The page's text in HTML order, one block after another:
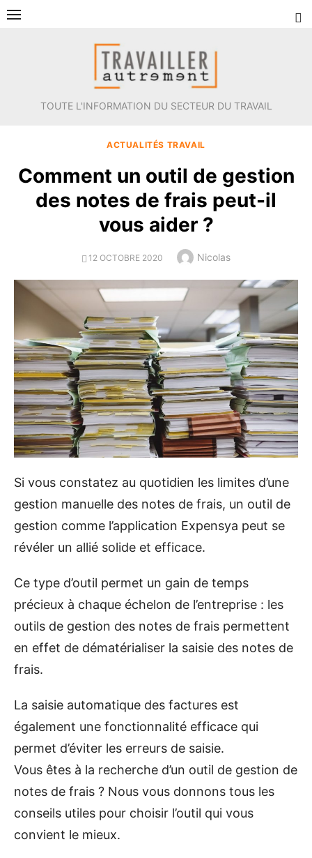
Aller
TOUTE L'INFORMATION DU SECTEUR DU TRAVAIL
ACTUALITÉS TRAVAIL
Comment un outil de gestion
des notes de frais peut-il
vous aider ?
POSTED
12 OCTOBRE 2020 Author
Nicolas
Si vous constatez au quotidien les limites d’une
gestion manuelle des notes de frais, un outil de
gestion comme l’application Expensya peut se
révéler un allié solide et efficace.
Ce type d’outil permet un gain de temps
précieux à chaque échelon de l’entreprise : les
outils de gestion des notes de frais permettent
en effet de dématérialiser la saisie des notes de
frais.
La saisie automatique des factures est
également une fonctionnalité efficace qui
permet d’éviter les erreurs de saisie.
Vous êtes à la recherche d’un outil de gestion de
notes de frais ? Nous vous donnons tous les
conseils utiles pour choisir l’outil qui vous
convient le mieux.